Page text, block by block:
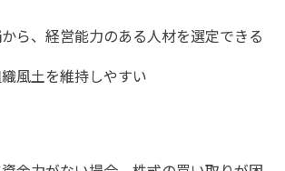
ら、経営能力のある人材を選定できる
風土を維持しやすい